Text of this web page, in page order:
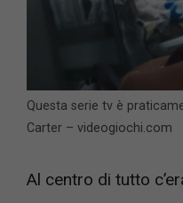
Questa serie tv è
Carter – videogiochi.com
Al centro di tutto